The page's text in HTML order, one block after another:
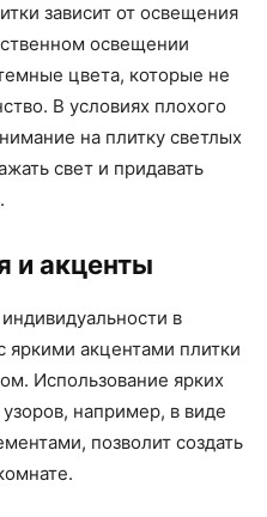
зависит от освещения
освещении
цвета, которые не
В условиях плохого
на плитку светлых
свет и придавать
и акценты
в
акцентами плитки
Использование ярких
например, в виде
позволит создать